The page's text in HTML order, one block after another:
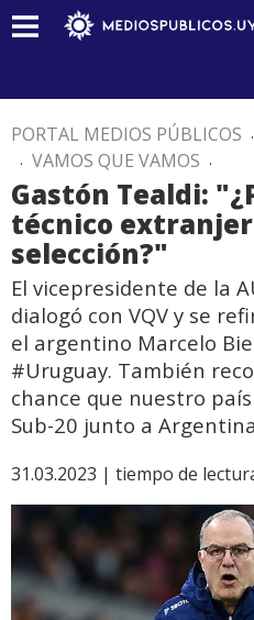
PORTAL MEDIOS PÚBLICOS .
. VAMOS QUE VAMOS .
Gastón Tealdi:
técnico
selección?"
El vicepresidente de la
dialogó con VQV y se
el argentino Marcelo
#Uruguay. También
chance que nuestro
Sub-20 junto a
31.03.2023 | tiempo de